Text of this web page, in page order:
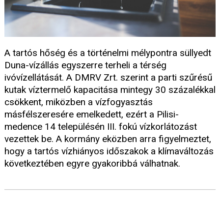
A tartós hőség és a történelmi mélypontra süllyedt
Duna-vízállás egyszerre terheli a térség
ivóvízellátását. A DMRV Zrt. szerint a parti szűrésű
kutak víztermelő kapacitása mintegy 30 százalékkal
csökkent, miközben a vízfogyasztás
másfélszeresére emelkedett, ezért a Pilisi-
medence 14 településén III. fokú vízkorlátozást
vezettek be. A kormány eközben arra figyelmeztet,
hogy a tartós vízhiányos időszakok a klímaváltozás
következtében egyre gyakoribbá válhatnak.